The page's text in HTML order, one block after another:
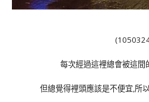
每次經過這裡總會被這間
但總覺得裡頭應該是不便宜,所